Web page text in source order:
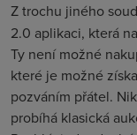
Z trochu jiného
2.0 aplikaci, která
Ty není možné
které je možné
pozváním přátel.
probíhá klasická